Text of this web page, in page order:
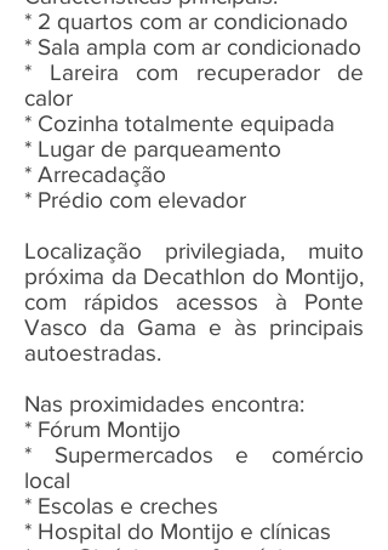
* 2 quartos com ar condicionado
* Sala ampla com ar condicionado
* Lareira com recuperador de
calor
* Cozinha totalmente equipada
* Lugar de parqueamento
* Arrecadação
* Prédio com elevador
Localização privilegiada, muito
próxima da Decathlon do Montijo,
com rápidos acessos à Ponte
Vasco da Gama e às principais
autoestradas.
Nas proximidades encontra:
* Fórum Montijo
* Supermercados e comércio
local
* Escolas e creches
* Hospital do Montijo e clínicas